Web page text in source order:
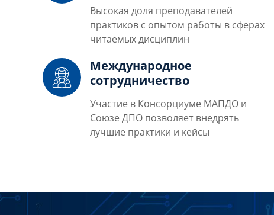
Высокая доля преподавателей
практиков с опытом работы в сферах
читаемых дисциплин
Международное
сотрудничество
Участие в Консорциуме МАПДО и
Союзе ДПО позволяет внедрять
лучшие практики и кейсы